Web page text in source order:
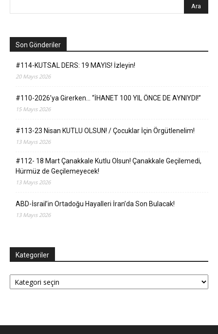
Son Gönderiler
#114-KUTSAL DERS: 19 MAYIS! İzleyin!
20 Mayıs 2026
#110-2026’ya Girerken… “İHANET 100 YIL ÖNCE DE AYNIYDI!”
15 Mayıs 2026
#113-23 Nisan KUTLU OLSUN! / Çocuklar İçin Örgütlenelim!
13 Mayıs 2026
#112- 18 Mart Çanakkale Kutlu Olsun! Çanakkale Geçilemedi,
Hürmüz de Geçilemeyecek!
13 Mayıs 2026
ABD-İsrail’in Ortadoğu Hayalleri İran’da Son Bulacak!
13 Mayıs 2026
Kategoriler
Kategoriler